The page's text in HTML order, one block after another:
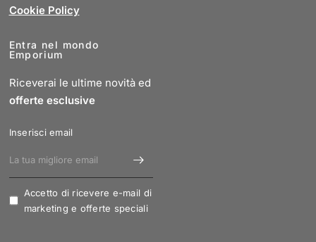
Cookie Policy
Entra nel mondo
Emporium
Riceverai le ultime novità ed
offerte esclusive
Inserisci email
Accetto di ricevere e-mail di
marketing e offerte speciali